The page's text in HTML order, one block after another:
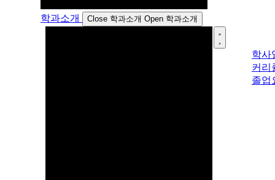
학과소개 Close 학과소개 Open 학과소개
학사
커리
졸업